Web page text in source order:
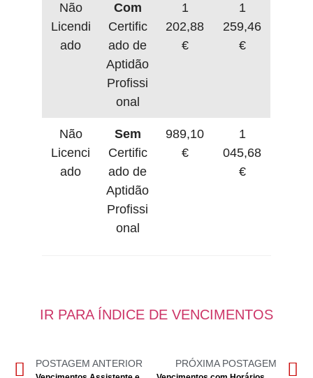
Não
Licendi
ado
Com
Certific
ado de
Aptidão
Profissi
onal
1
202,88
€
1
259,46
€
Não
Licenci
ado
Sem
Certific
ado de
Aptidão
Profissi
onal
989,10
€
1
045,68
€
IR PARA ÍNDICE DE VENCIMENTOS
POSTAGEM ANTERIOR PRÓXIMA POSTAGEM